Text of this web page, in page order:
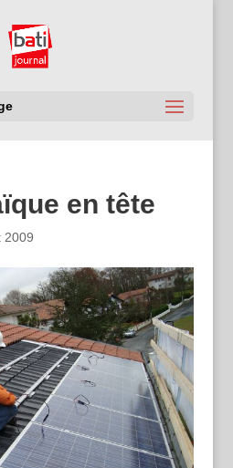
en tête
2009